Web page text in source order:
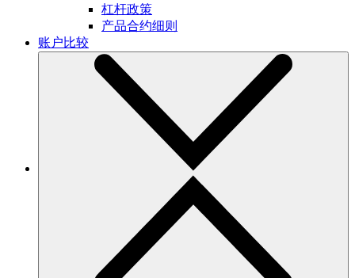
杠杆政策
产品合约细则
账户比较